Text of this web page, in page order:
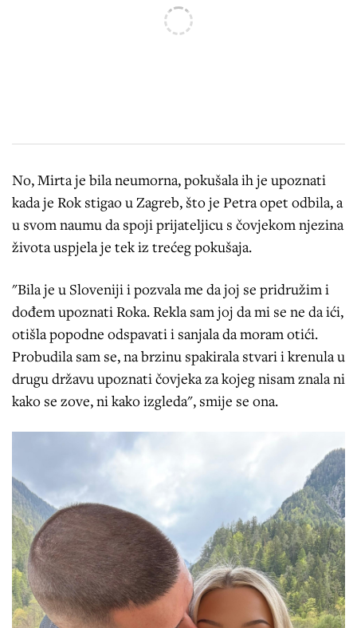
No, Mirta je bila neumorna, pokušala ih je upoznati
kada je Rok stigao u Zagreb, što je Petra opet odbila, a
u svom naumu da spoji prijateljicu s čovjekom njezina
života uspjela je tek iz trećeg pokušaja.
"Bila je u Sloveniji i pozvala me da joj se pridružim i
dođem upoznati Roka. Rekla sam joj da mi se ne da ići,
otišla popodne odspavati i sanjala da moram otići.
Probudila sam se, na brzinu spakirala stvari i krenula u
drugu državu upoznati čovjeka za kojeg nisam znala ni
kako se zove, ni kako izgleda", smije se ona.